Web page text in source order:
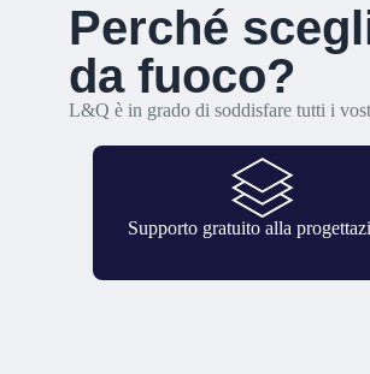
Perché
da fuoco?
L&Q è in grado di soddisfare tutti i
Supporto gratuito alla